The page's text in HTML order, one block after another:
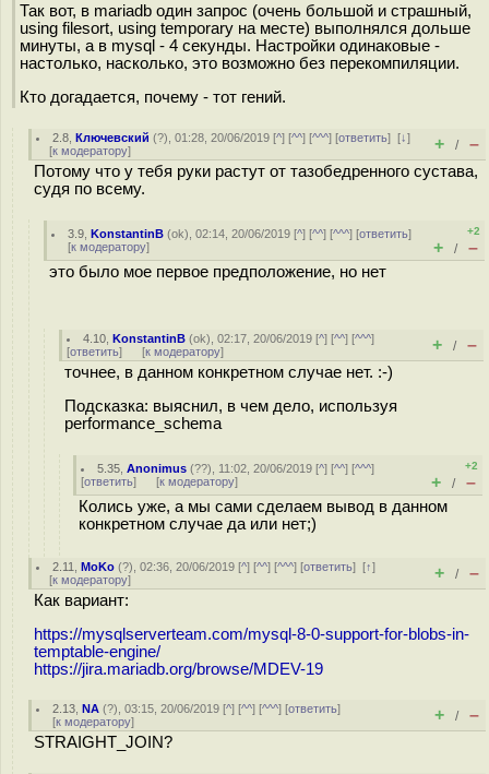
Так вот, в mariadb один запрос (очень большой и страшный,
using filesort, using temporary на месте) выполнялся дольше
минуты, а в mysql - 4 секунды. Настройки одинаковые -
настолько, насколько, это возможно без перекомпиляции.
Кто догадается, почему - тот гений.
2.8 ,Ключевский (?), 01:28, 20/06/2019 [^] [^^] [^^^] [ответить][↓]
[к модератору] + / –
Потому что у тебя руки растут от тазобедренного сустава,
судя по всему.
3.9 ,KonstantinB (ok), 02:14, 20/06/2019 [^] [^^] [^^^] [ответить]
[к модератору]
+2
+ / –
это было мое первое предположение, но нет
4.10 ,KonstantinB (ok), 02:17, 20/06/2019 [^] [^^] [^^^]
[ответить] [к модератору] + / –
точнее, в данном конкретном случае нет. :-)
Подсказка: выяснил, в чем дело, используя
performance_schema
5.35 ,Anonimus (??), 11:02, 20/06/2019 [^] [^^] [^^^]
[ответить] [к модератору]
+2
+ / –
Колись уже, а мы сами сделаем вывод в данном
конкретном случае да или нет;)
2.11 ,MoKo (?), 02:36, 20/06/2019 [^] [^^] [^^^] [ответить][↑]
[к модератору] + / –
Как вариант:
https://mysqlserverteam.com/mysql-8-0-support-for-blobs-in-
temptable-engine/
https://jira.mariadb.org/browse/MDEV-19
2.13 ,NA (?), 03:15, 20/06/2019 [^] [^^] [^^^] [ответить]
[к модератору] + / –
STRAIGHT_JOIN?